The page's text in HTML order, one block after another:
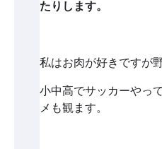
たりします。
私はお肉が好きですが
小中高でサッカーやっ
メも観ます。